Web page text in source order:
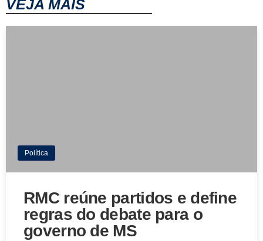
VEJA MAIS
Política
RMC reúne partidos e define
regras do debate para o
governo de MS